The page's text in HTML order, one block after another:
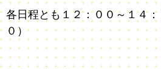
各日程とも１２：００～１４
０）